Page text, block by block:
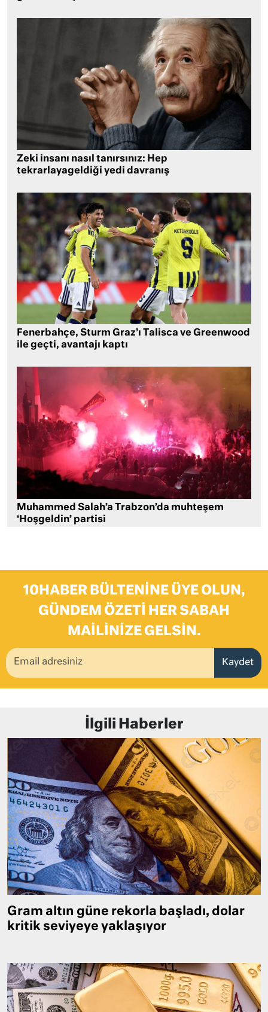
Zeki insanı nasıl tanırsınız: Hep
tekrarlayageldiği yedi davranış
Fenerbahçe, Sturm Graz’ı Talisca ve Greenwood
ile geçti, avantajı kaptı
Muhammed Salah’a Trabzon’da muhteşem
‘Hoşgeldin’ partisi
10HABER BÜLTENINE ÜYE OLUN,
GÜNDEM ÖZETI HER SABAH
MAILINIZE GELSIN.
Kaydet
İlgili Haberler
Gram altın güne rekorla başladı, dolar
kritik seviyeye yaklaşıyor